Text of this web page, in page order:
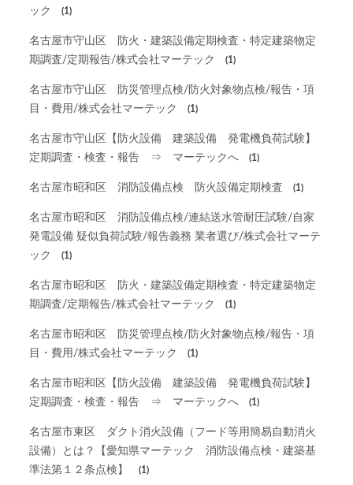
ック
(1)
名古屋市守山区 防火・建築設備定期検査・特定建築物定
期調査/定期報告/株式会社マーテック
(1)
名古屋市守山区 防災管理点検/防火対象物点検/報告・項
目・費用/株式会社マーテック
(1)
名古屋市守山区【防火設備 建築設備 発電機負荷試験】
定期調査・検査・報告 ⇒ マーテックへ
(1)
名古屋市昭和区 消防設備点検 防火設備定期検査 (1)
名古屋市昭和区 消防設備点検/連結送水管耐圧試験/自家
発電設備 疑似負荷試験/報告義務 業者選び/株式会社マーテ
ック
(1)
名古屋市昭和区 防火・建築設備定期検査・特定建築物定
期調査/定期報告/株式会社マーテック
(1)
名古屋市昭和区 防災管理点検/防火対象物点検/報告・項
目・費用/株式会社マーテック
(1)
名古屋市昭和区【防火設備 建築設備 発電機負荷試験】
定期調査・検査・報告 ⇒ マーテックへ
(1)
名古屋市東区 ダクト消火設備（フード等用簡易自動消火
設備）とは？【愛知県マーテック 消防設備点検・建築基
準法第１２条点検】
(1)